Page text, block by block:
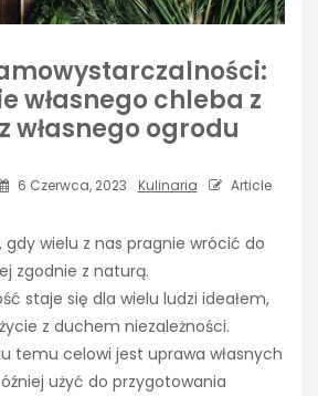
własnego chleba z
własnego ogrodu
6 Czerwca, 2023 Kulinaria Article
wielu z nas pragnie wrócić do
zgodnie z naturą.
staje się dla wielu ludzi ideałem,
z duchem niezależności.
temu celowi jest uprawa własnych
użyć do przygotowania